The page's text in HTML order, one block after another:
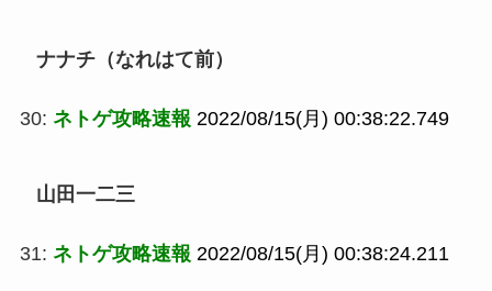
ナナチ（なれはて前）
30: ネトゲ攻略速報 2022/08/15(月) 00:38:22.749
山田一二三
31: ネトゲ攻略速報 2022/08/15(月) 00:38:24.211